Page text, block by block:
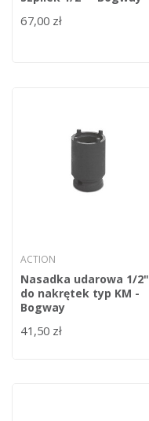
67,00 zł
ACTION
Nasadka udarowa 1/2"
do nakrętek typ KM -
Bogway
41,50 zł